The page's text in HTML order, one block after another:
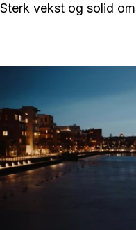
Sterk vekst og solid